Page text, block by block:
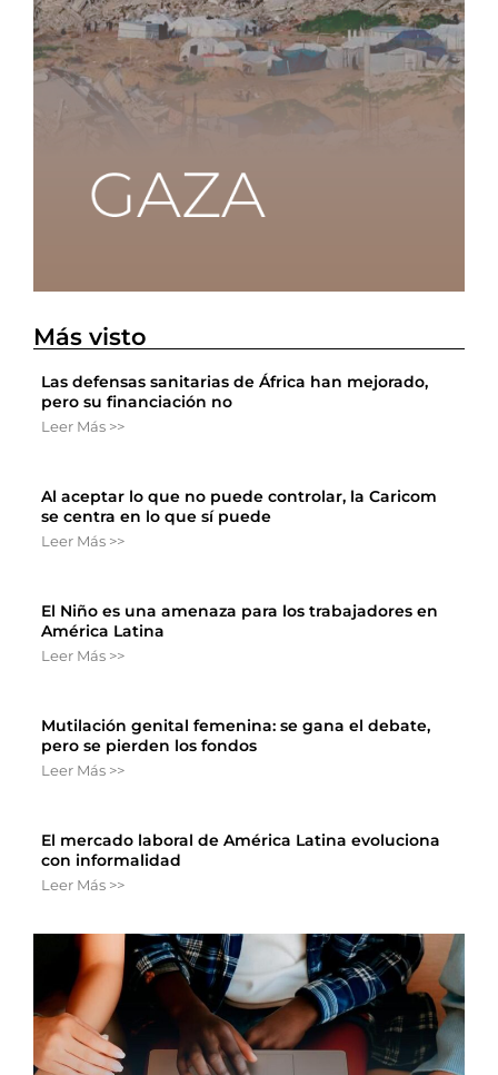
Más visto
Las defensas sanitarias de África han mejorado,
pero su financiación no
Leer Más >>
Al aceptar lo que no puede controlar, la Caricom
se centra en lo que sí puede
Leer Más >>
El Niño es una amenaza para los trabajadores en
América Latina
Leer Más >>
Mutilación genital femenina: se gana el debate,
pero se pierden los fondos
Leer Más >>
El mercado laboral de América Latina evoluciona
con informalidad
Leer Más >>